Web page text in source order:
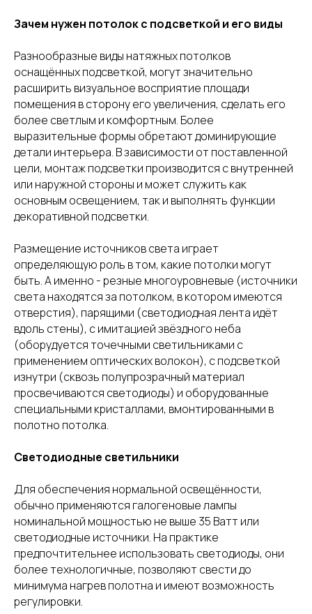
Зачем нужен потолок с подсветкой и его виды
Разнообразные виды натяжных потолков
оснащённых подсветкой, могут значительно
расширить визуальное восприятие площади
помещения в сторону его увеличения, сделать его
более светлым и комфортным. Более
выразительные формы обретают доминирующие
детали интерьера. В зависимости от поставленной
цели, монтаж подсветки производится с внутренней
или наружной стороны и может служить как
основным освещением, так и выполнять функции
декоративной подсветки.
Размещение источников света играет
определяющую роль в том, какие потолки могут
быть. А именно - резные многоуровневые (источники
света находятся за потолком, в котором имеются
отверстия), парящими (светодиодная лента идёт
вдоль стены), с имитацией звёздного неба
(оборудуется точечными светильниками с
применением оптических волокон), с подсветкой
изнутри (сквозь полупрозрачный материал
просвечиваются светодиоды) и оборудованные
специальными кристаллами, вмонтированными в
полотно потолка.
Светодиодные светильники
Для обеспечения нормальной освещённости,
обычно применяются галогеновые лампы
номинальной мощностью не выше 35 Ватт или
светодиодные источники. На практике
предпочтительнее использовать светодиоды, они
более технологичные, позволяют свести до
минимума нагрев полотна и имеют возможность
регулировки.